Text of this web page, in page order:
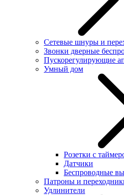
Сетевые шнуры и
Звонки дверные
Пускорегулирующие
Умный дом
Розетки с
Датчики
Беспроводные
Патроны и
Удлинители